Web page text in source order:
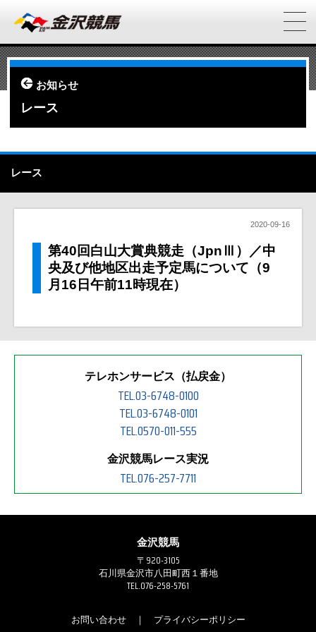
お知らせ
レース
レース
2020-09-16
第40回白山大賞典競走（JpnⅢ）／中
央及び他地区出走予定馬について（9
月16日午前11時現在）
テレホンサービス（払戻金）
TEL.03-6748-0100
TEL.03-6748-0101
TEL.0570-011-555
金沢競馬レース実況
TEL.076-257-7711
金沢競馬
〒920-3105
石川県金沢市八田町西１番地
TEL.076-258-5761
お問い合わせ｜ プライバシーポリシー